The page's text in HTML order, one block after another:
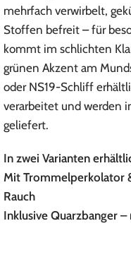
mehrfach verwirbelt,
Stoffen befreit – für
kommt im schlichten
grünen Akzent am
oder NS19-Schliff
verarbeitet und werden
geliefert.
In zwei Varianten
Mit Trommelperkolator
Rauch
Inklusive Quarzbanger